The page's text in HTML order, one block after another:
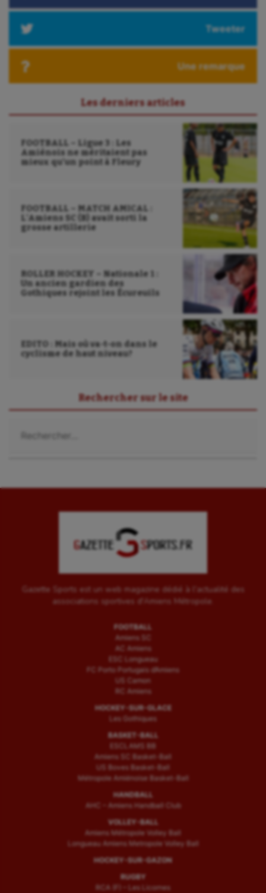
Triathlon
UNSS
Wakeboard
Tweeter
Une remarque
Les derniers articles
FOOTBALL – Ligue 3 : Les
Amiénois ne méritaient pas
mieux qu’un point à Fleury
FOOTBALL – MATCH AMICAL :
L’Amiens SC (B) avait sorti la
grosse artillerie
ROLLER HOCKEY – Nationale 1 :
Un ancien gardien des
Gothiques rejoint les Écureuils
EDITO : Mais où va-t-on dans le
cyclisme de haut niveau?
Rechercher sur le site
Gazette Sports est un web magazine dédié à l'actualité des
associations sportives d'Amiens Métropole.
FOOTBALL
Amiens SC
AC Amiens
ESC Longueau
FC Porto Portugais d’Amiens
US Camon
RC Amiens
HOCKEY-SUR-GLACE
Les Gothiques
BASKET-BALL
ESCLAMS BB
Amiens SC Basket-Ball
US Boves Basket-Ball
Métropole Amiénoise Basket-Ball
HANDBALL
AHC – Amiens Handball Club
VOLLEY-BALL
Amiens Métropole Volley Ball
Longueau Amiens Metropole Volley Ball
HOCKEY-SUR-GAZON
RUGBY
RCA (F) – Les Licornes